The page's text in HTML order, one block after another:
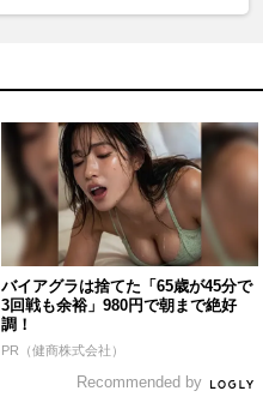
バイアグラは捨てた「65歳が45分で
3回戦も余裕」980円で朝まで絶好
調！
PR（健商株式会社）
Recommended by